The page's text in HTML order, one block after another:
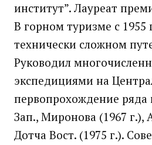
институт”. Лауреат
В горном туризме с
технически сложном
Руководил
экспедициями на
первопрохождение ряда
Зап., Миронова (1967 г.),
Дотча Вост. (1975 г.).